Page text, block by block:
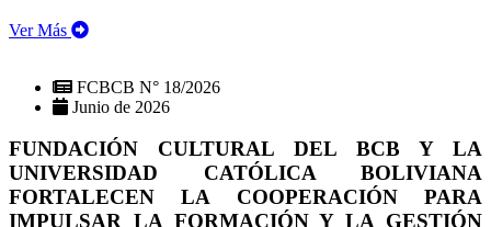
Ver Más
FCBCB N° 18/2026
Junio de 2026
FUNDACIÓN CULTURAL DEL BCB Y LA
UNIVERSIDAD CATÓLICA BOLIVIANA
FORTALECEN LA COOPERACIÓN PARA
IMPULSAR LA FORMACIÓN Y LA GESTIÓN